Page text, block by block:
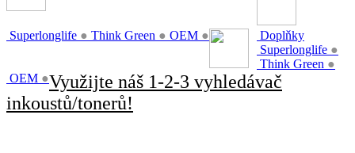
Superlonglife ● Think Green ● OEM ●
Doplňky
Superlonglife ●
Think Green ●
OEM ●Využijte náš 1-2-3 vyhledávač
inkoustů/tonerů!